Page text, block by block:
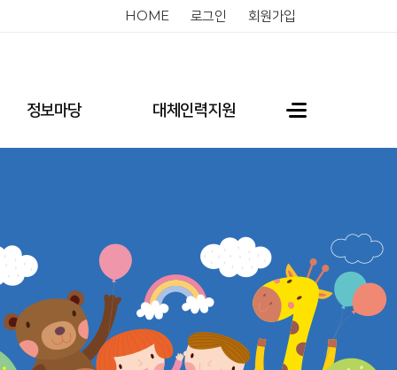
HOME 로그인 회원가입
정보마당 대체인력지원